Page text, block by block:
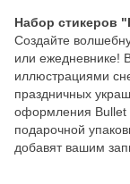
Набор стикеров
Создайте
или ежедневнике!
иллюстрациями
праздничных
оформления Bullet
подарочной
добавят вашим